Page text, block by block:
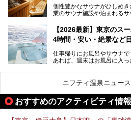
個性豊かなサウナがひしめ
業のサウナ施設や泊まれる
を旅の目的とする「サ旅」
ど、自分の好きなタイミン
魅力です。
最近では、男性専用施設だ
い個室サウナも増えてきま
ら、特におすすめしたい施
してみてください。
【2026最新】東京のス
4時間・安い・絶景など
仕事帰りにお風呂やサウナ
あれば、週末はお風呂に入っ
また、終電を逃してしまい
る場所があれば」と探した
しょうか。
そこで本記事では、東京で
ニフティ温泉ニュー
おすすめのアクティビティ情報